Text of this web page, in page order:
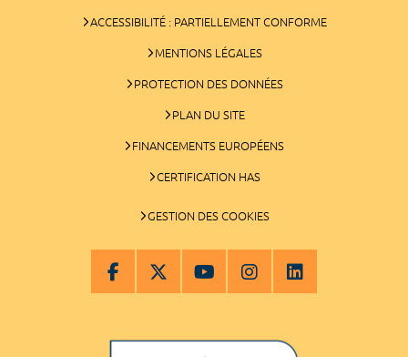
ACCESSIBILITÉ : PARTIELLEMENT CONFORME
MENTIONS LÉGALES
PROTECTION DES DONNÉES
PLAN DU SITE
FINANCEMENTS EUROPÉENS
CERTIFICATION HAS
GESTION DES COOKIES